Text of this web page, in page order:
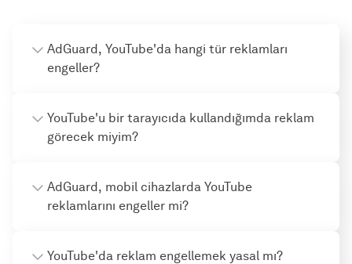
AdGuard, YouTube'da hangi tür reklamları
engeller?
YouTube'u bir tarayıcıda kullandığımda reklam
görecek miyim?
AdGuard, mobil cihazlarda YouTube
reklamlarını engeller mi?
YouTube'da reklam engellemek yasal mı?